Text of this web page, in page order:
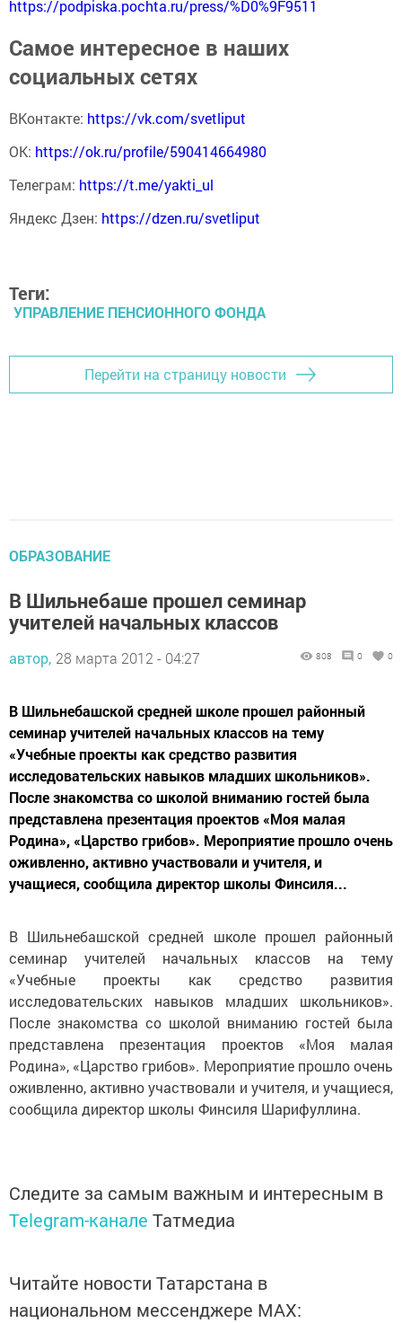
https://podpiska.pochta.ru/press/%D0%9F9511
Самое интересное в наших
социальных сетях
ВКонтакте: https://vk.com/svetliput
ОК: https://ok.ru/profile/590414664980
Телеграм: https://t.me/yakti_ul
Яндекс Дзен: https://dzen.ru/svetliput
Теги:
УПРАВЛЕНИЕ ПЕНСИОННОГО ФОНДА
Перейти на страницу новости
ОБРАЗОВАНИЕ
В Шильнебаше прошел семинар
учителей начальных классов
автор, 28 марта 2012 - 04:27 808 0 0
В Шильнебашской средней школе прошел районный
семинар учителей начальных классов на тему
«Учебные проекты как средство развития
исследовательских навыков младших школьников».
После знакомства со школой вниманию гостей была
представлена презентация проектов «Моя малая
Родина», «Царство грибов». Мероприятие прошло очень
оживленно, активно участвовали и учителя, и
учащиеся, сообщила директор школы Финсиля...
В Шильнебашской средней школе прошел районный
семинар учителей начальных классов на тему
«Учебные проекты как средство развития
исследовательских навыков младших школьников».
После знакомства со школой вниманию гостей была
представлена презентация проектов «Моя малая
Родина», «Царство грибов». Мероприятие прошло очень
оживленно, активно участвовали и учителя, и учащиеся,
сообщила директор школы Финсиля Шарифуллина.
Следите за самым важным и интересным в
Telegram-канале Татмедиа
Читайте новости Татарстана в
национальном мессенджере MАХ: